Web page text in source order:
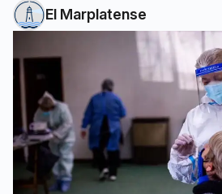
El Marplatense